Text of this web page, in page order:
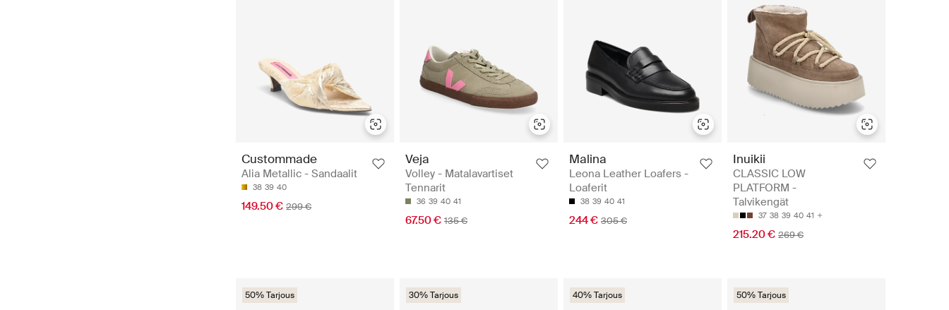
Custommade
Alia Metallic - Sandaalit
38 39 40
149.50 € 299 €
Veja
Volley - Matalavartiset
Tennarit
36 39 40 41
67.50 € 135 €
Malina
Leona Leather Loafers -
Loaferit
38 39 40 41
244 € 305 €
Inuikii
CLASSIC LOW
PLATFORM -
Talvikengät
37 38 39 40 41
215.20 € 269 €
50% Tarjous 30% Tarjous 40% Tarjous 50% Tarjous